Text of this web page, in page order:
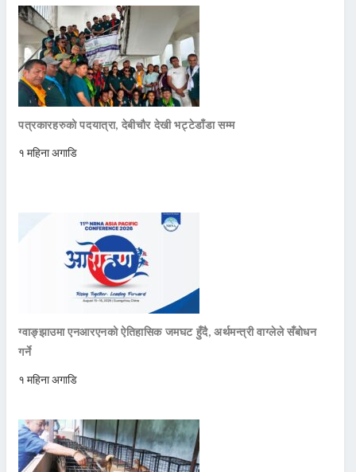
पत्रकारहरुको पदयात्रा, देबीचौर देखी भट्टेडाँडा सम्म
१ महिना अगाडि
ग्वाङ्झाउमा एनआरएनको ऐतिहासिक जमघट हुँदै, अर्थमन्त्री वाग्लेले सँबोधन
गर्ने
१ महिना अगाडि